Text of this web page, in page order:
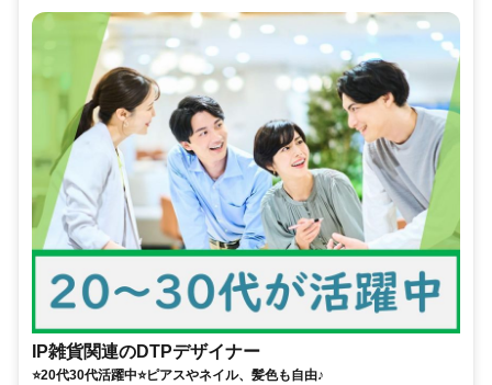
IP雑貨関連のDTPデザイナー
⭐20代30代活躍中⭐ピアスやネイル、髪色も自由♪